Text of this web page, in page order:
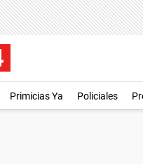
Primicias Ya Policiales